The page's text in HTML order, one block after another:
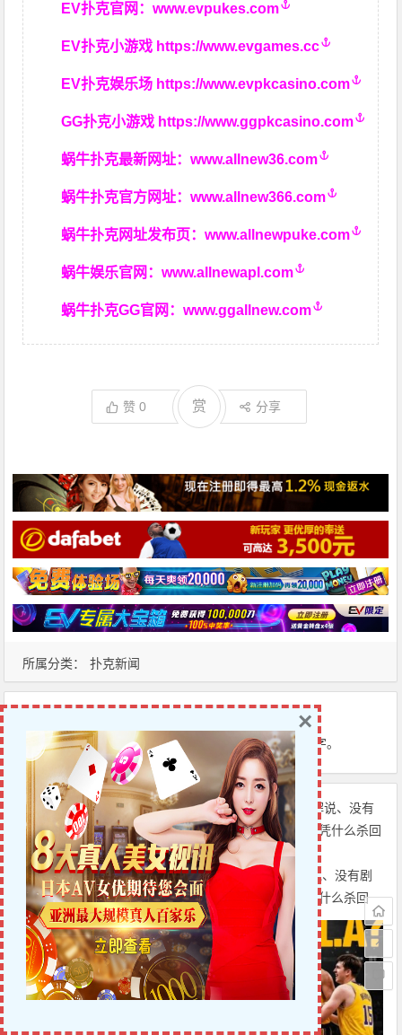
所属分类： 扑克新闻
EV扑克官网：www.evpukes.com
EV扑克小游戏 https://www.evgames.cc
EV扑克娱乐场 https://www.evpkcasino.com
GG扑克小游戏 https://www.ggpkcasino.com
蜗牛扑克最新网址：www.allnew36.com
蜗牛扑克官方网址：www.allnew366.com
蜗牛扑克网址发布页：www.allnewpuke.com
蜗牛娱乐官网：www.allnewapl.com
蜗牛扑克GG官网：www.ggallnew.com
赞0 赏 分享
本站原创文章，于2025年9月27日
06:27:48
，由 6up扑克之星 发表，共 4754 字。
【EV扑克】WSOP主赛事“拖时
间门”：为躺赚2万美金，他磨了
整整17分钟
【EV扑克】没有解说、没有剧
本，这档扑克节目凭什么杀回
CBS黄金档？
×